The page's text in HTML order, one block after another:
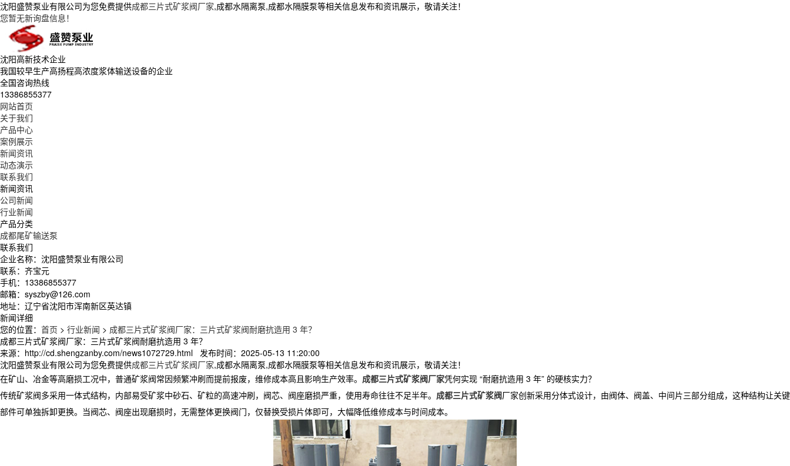
沈阳盛赞泵业有限公司为您免费提供成都三片式矿浆阀厂家,成都水隔离泵,成都水隔膜泵等相关信息发布和资讯展示，敬请关注！
您暂无新询盘信息！
沈阳高新技术企业
我国较早生产高扬程高浓度浆体输送设备的企业
全国咨询热线
13386855377
网站首页
关于我们
产品中心
案例展示
新闻资讯
动态演示
联系我们
新闻资讯
公司新闻
行业新闻
产品分类
成都尾矿输送泵
联系我们
企业名称：沈阳盛赞泵业有限公司
联系：齐宝元
手机：13386855377
邮箱：syszby@126.com
地址：辽宁省沈阳市浑南新区英达镇
新闻详细
您的位置： 首页 > 行业新闻 > 成都三片式矿浆阀厂家：三片式矿浆阀耐磨抗造用 3 年？
成都三片式矿浆阀厂家：三片式矿浆阀耐磨抗造用 3 年？
来源：http://cd.shengzanby.com/news1072729.html 发布时间：2025-05-13 11:20:00
沈阳盛赞泵业有限公司为您免费提供成都三片式矿浆阀厂家,成都水隔离泵,成都水隔膜泵等相关信息发布和资讯展示，敬请关注！
在矿山、冶金等高磨损工况中，普通矿浆阀常因频繁冲刷而提前报废，维修成本高且影响生产效率。 成都三片式矿浆阀厂家凭何实现 “耐磨抗造用 3 年” 的硬核实力？
传统矿浆阀多采用一体式结构，内部易受矿浆中砂石、矿粒的高速冲刷，阀芯、阀座磨损严重，使用寿命往往不足半年。 成都三片式矿浆阀厂家创新采用分体式设计，由阀体、阀盖、中间片三部分组成，这种结构让关键
部件可单独拆卸更换。当阀芯、阀座出现磨损时，无需整体更换阀门，仅替换受损片体即可，大幅降低维修成本与时间成本。